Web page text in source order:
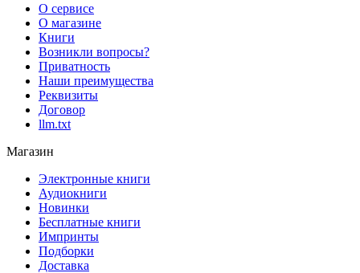
О сервисе
О магазине
Книги
Возникли вопросы?
Приватность
Наши преимущества
Реквизиты
Договор
llm.txt
Магазин
Электронные книги
Аудиокниги
Новинки
Бесплатные книги
Импринты
Подборки
Доставка